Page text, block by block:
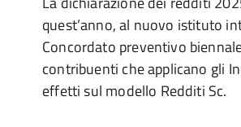
quest’anno, al nuovo istituto
Concordato preventivo
contribuenti che applicano gli
effetti sul modello Redditi Sc.